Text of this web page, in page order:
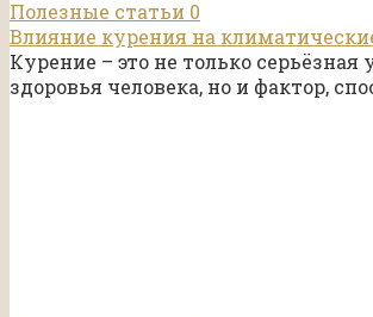
Полезные статьи 0
Влияние курения на
Курение – это не только серьёзная
здоровья человека, но и фактор,